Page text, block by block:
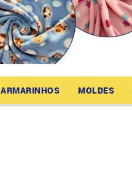
ARMARINHOS MOLDES